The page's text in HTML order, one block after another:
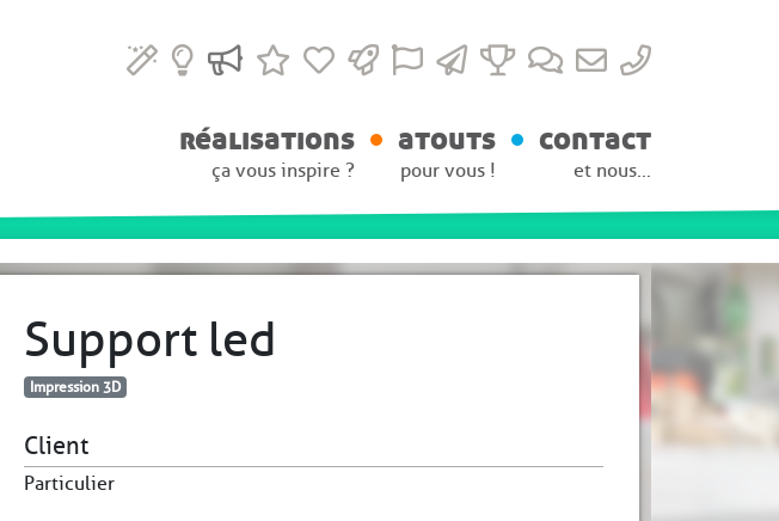
réalisations
ça vous inspire ?
atouts
pour vous !
contact
et nous...
Support led
Impression 3D
Client
Particulier